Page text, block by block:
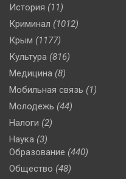
История (11)
Криминал (1012)
Крым (1177)
Культура (816)
Медицина (8)
Мобильная связь (1)
Молодежь (44)
Налоги (2)
Наука (3)
Образование (440)
Общество (48)